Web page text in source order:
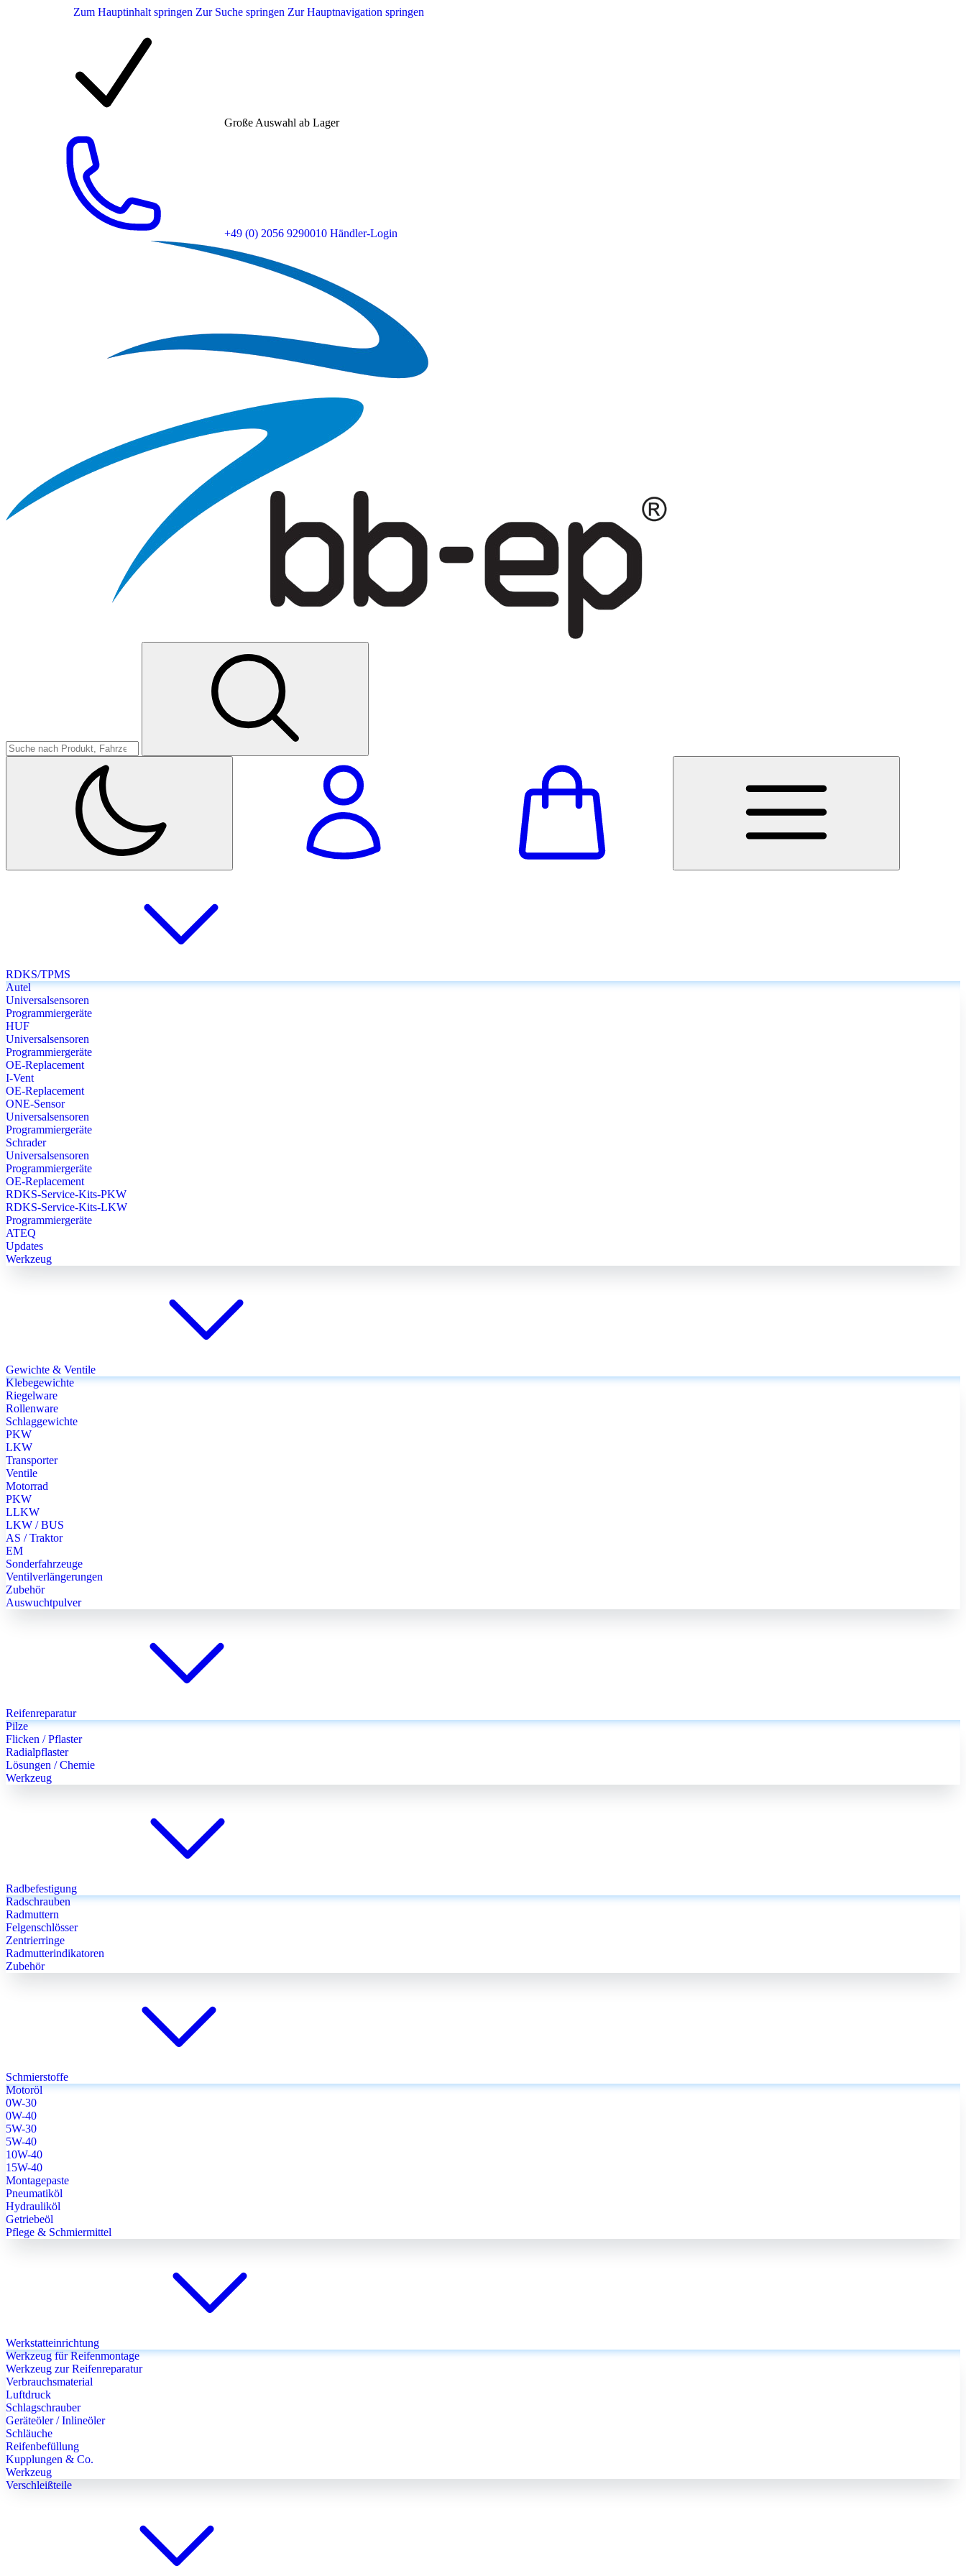
Zum Hauptinhalt springen Zur Suche springen Zur Hauptnavigation springen
Große Auswahl ab Lager
+49 (0) 2056 9290010 Händler-Login
RDKS/TPMS
Autel
Universalsensoren
Programmiergeräte
HUF
Universalsensoren
Programmiergeräte
OE-Replacement
I-Vent
OE-Replacement
ONE-Sensor
Universalsensoren
Programmiergeräte
Schrader
Universalsensoren
Programmiergeräte
OE-Replacement
RDKS-Service-Kits-PKW
RDKS-Service-Kits-LKW
Programmiergeräte
ATEQ
Updates
Werkzeug
Gewichte & Ventile
Klebegewichte
Riegelware
Rollenware
Schlaggewichte
PKW
LKW
Transporter
Ventile
Motorrad
PKW
LLKW
LKW / BUS
AS / Traktor
EM
Sonderfahrzeuge
Ventilverlängerungen
Zubehör
Auswuchtpulver
Reifenreparatur
Pilze
Flicken / Pflaster
Radialpflaster
Lösungen / Chemie
Werkzeug
Radbefestigung
Radschrauben
Radmuttern
Felgenschlösser
Zentrierringe
Radmutterindikatoren
Zubehör
Schmierstoffe
Motoröl
0W-30
0W-40
5W-30
5W-40
10W-40
15W-40
Montagepaste
Pneumatiköl
Hydrauliköl
Getriebeöl
Pflege & Schmiermittel
Werkstatteinrichtung
Werkzeug für Reifenmontage
Werkzeug zur Reifenreparatur
Verbrauchsmaterial
Luftdruck
Schlagschrauber
Geräteöler / Inlineöler
Schläuche
Reifenbefüllung
Kupplungen & Co.
Werkzeug
Verschleißteile